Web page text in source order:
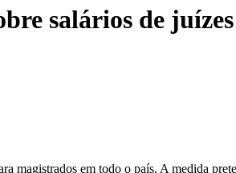
salários de juízes
magistrados em todo o país. A medida